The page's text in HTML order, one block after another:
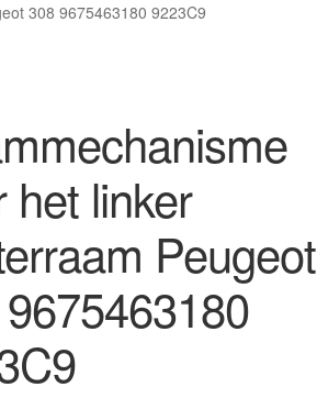
308 9675463180 9223C9
het linker
Peugeot